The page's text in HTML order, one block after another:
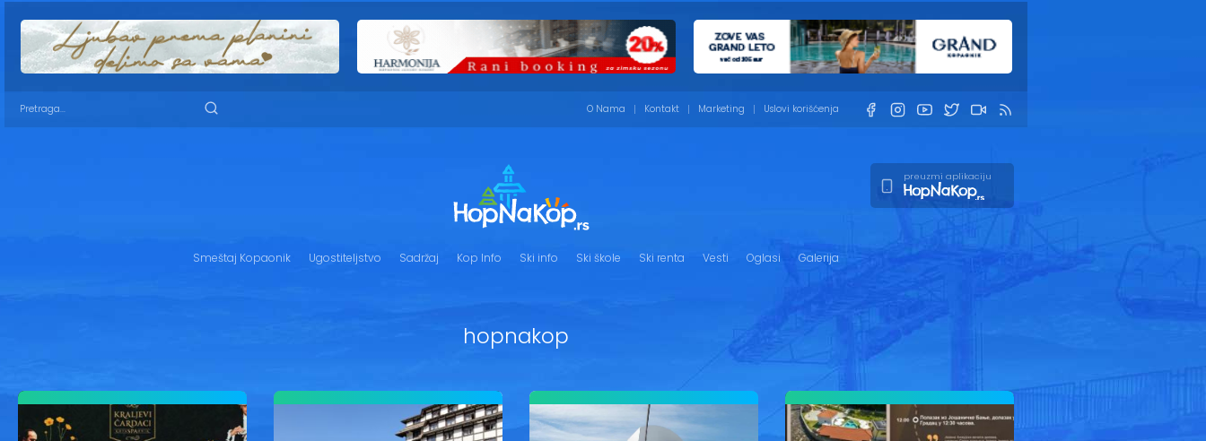
O Nama Kontakt Marketing Uslovi korišćenja
preuzmi aplikaciju
Smeštaj Kopaonik Ugostiteljstvo Sadržaj Kop Info Ski info Ski škole Ski renta Vesti Oglasi Galerija
hopnakop